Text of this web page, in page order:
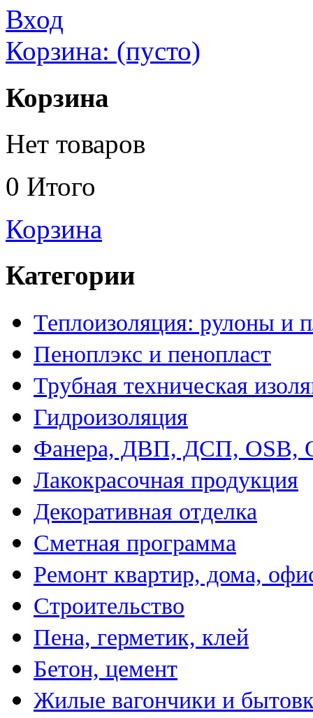
Вход
Корзина: (пусто)
Корзина
Нет товаров
0 Итого
Корзина
Категории
Теплоизоляция: рулоны и
Пеноплэкс и пенопласт
Трубная техническая
Гидроизоляция
Фанера, ДВП, ДСП, OSB,
Лакокрасочная продукция
Декоративная отделка
Сметная программа
Ремонт квартир, дома,
Строительство
Пена, герметик, клей
Бетон, цемент
Жилые вагончики и